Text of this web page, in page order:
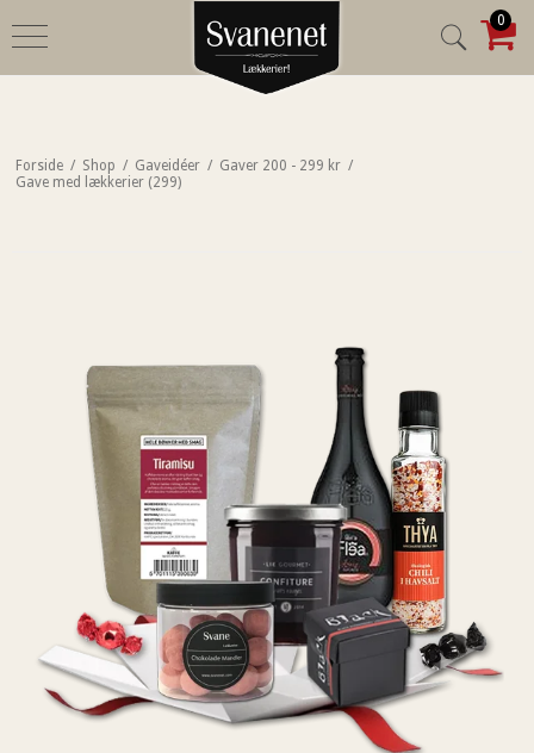
0
Forside / Shop / Gaveidéer / Gaver 200 - 299 kr /
Gave med lækkerier (299)